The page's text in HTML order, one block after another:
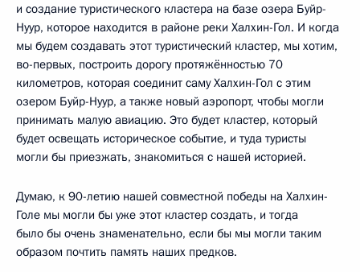
и создание туристического кластера на базе озера Буйр-
Нуур, которое находится в районе реки Халхин-Гол. И когда
мы будем создавать этот туристический кластер, мы хотим,
во-первых, построить дорогу протяжённостью 70
километров, которая соединит саму Халхин-Гол с этим
озером Буйр-Нуур, а также новый аэропорт, чтобы могли
принимать малую авиацию. Это будет кластер, который
будет освещать историческое событие, и туда туристы
могли бы приезжать, знакомиться с нашей историей.
Думаю, к 90-летию нашей совместной победы на Халхин-
Голе мы могли бы уже этот кластер создать, и тогда
было бы очень знаменательно, если бы мы могли таким
образом почтить память наших предков.